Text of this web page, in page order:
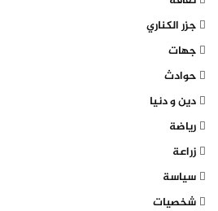
جزر الكناري
جهات
حوادث
دين و دنيا
رياضة
زراعة
سياسة
شخصيات